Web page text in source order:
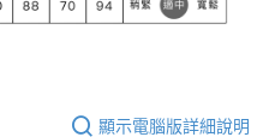
顯示電腦版詳細說明